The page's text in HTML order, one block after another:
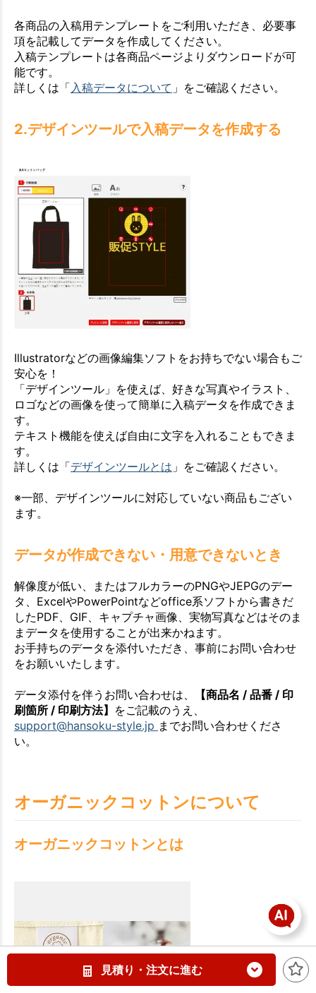
見積り・注文に進む
各商品の入稿用テンプレートをご利用いただき、必要事
項を記載してデータを作成してください。
入稿テンプレートは各商品ページよりダウンロードが可
能です。
詳しくは「入稿データについて 」をご確認ください。
2.デザインツールで入稿データを作成する
Illustratorなどの画像編集ソフトをお持ちでない場合もご
安心を！
「デザインツール」を使えば、好きな写真やイラスト、
ロゴなどの画像を使って簡単に入稿データを作成できま
す。
テキスト機能を使えば自由に文字を入れることもできま
す。
詳しくは「デザインツールとは 」をご確認ください。
※一部、デザインツールに対応していない商品もござい
ます。
データが作成できない・用意できないとき
解像度が低い、またはフルカラーのPNGやJEPGのデー
タ、ExcelやPowerPointなどoffice系ソフトから書きだ
したPDF、GIF、キャプチャ画像、実物写真などはそのま
まデータを使用することが出来かねます。
お手持ちのデータを添付いただき、事前にお問い合わせ
をお願いいたします。
データ添付を伴うお問い合わせは、
【商品名 / 品番 / 印
刷箇所 / 印刷方法】 をご記載のうえ、
support@hansoku-style.jp までお問い合わせくださ
い。
オーガニックコットンについて
オーガニックコットンとは